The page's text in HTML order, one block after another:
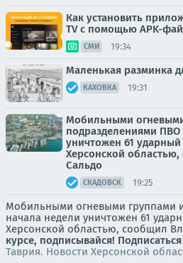
Как установить
TV с помощью APK-
СМИ 19:34
Маленькая разминка
КАХОВКА 19:31
Мобильными
подразделениями ПВО
уничтожен 61
Херсонской
Сальдо
СКАДОВСК 19:25
Мобильными огневыми группами
начала недели уничтожен 61
Херсонской областью, сообщил
курсе, подписывайся!
Таврия. Новости Херсонской